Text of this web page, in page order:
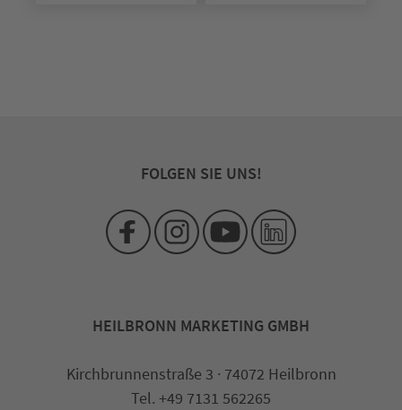
FOLGEN SIE UNS!
HEILBRONN MARKETING GMBH
Kirchbrunnenstraße 3 · 74072 Heilbronn
Tel. +49 7131 562265